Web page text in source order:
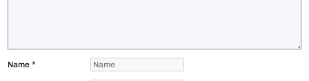
Name*